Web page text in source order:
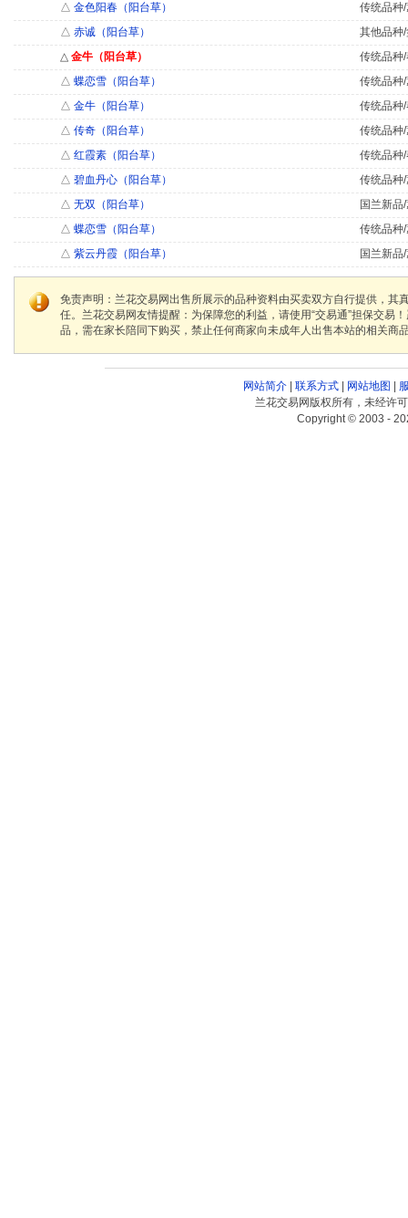
△ 金色阳春（阳台草）
传统品种
△ 赤诚（阳台草）
其他品种
△ 金牛（阳台草）
传统品种
△ 蝶恋雪（阳台草）
传统品种
△ 金牛（阳台草）
传统品种
△ 传奇（阳台草）
传统品种
△ 红霞素（阳台草）
传统品种
△ 碧血丹心（阳台草）
传统品种
△ 无双（阳台草）
国兰新品
△ 蝶恋雪（阳台草）
传统品种
△ 紫云丹霞（阳台草） 国兰新品
免责声明：兰花交易网出售所展示的品种资料由买卖双方自行提供，
任。兰花交易网友情提醒：为保障您的利益，请使用“交易通”担保交
品，需在家长陪同下购买，禁止任何商家向未成年人出售本站的相关商
网站简介| 联系方式| 网站地图
兰花交易网版权所有，未经许
Copyright © 2003 -